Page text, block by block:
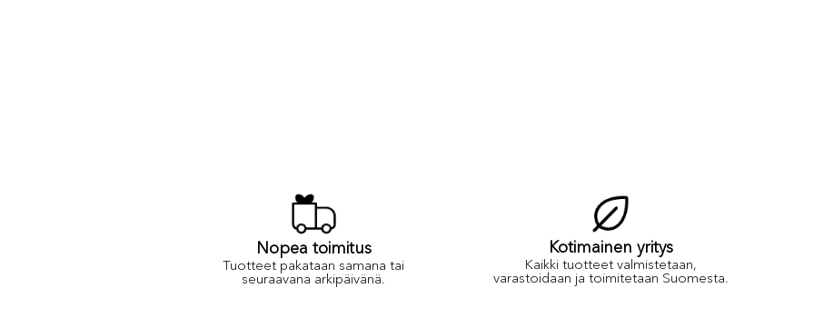
Nopea toimitus
Tuotteet pakataan samana tai
seuraavana arkipäivänä.
Kotimainen yritys
Kaikki tuotteet valmistetaan,
varastoidaan ja toimitetaan Suomesta.